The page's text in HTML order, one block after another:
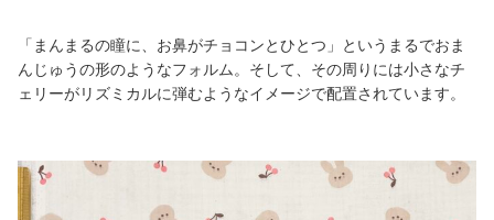
「まんまるの瞳に、お鼻がチョコンとひとつ」というまるでおま
んじゅうの形のようなフォルム。そして、その周りには小さなチ
ェリーがリズミカルに弾むようなイメージで配置されています。